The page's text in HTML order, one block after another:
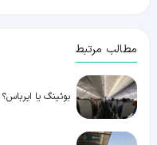
مطالب مرتبط
بوئینگ یا ایرباس؟